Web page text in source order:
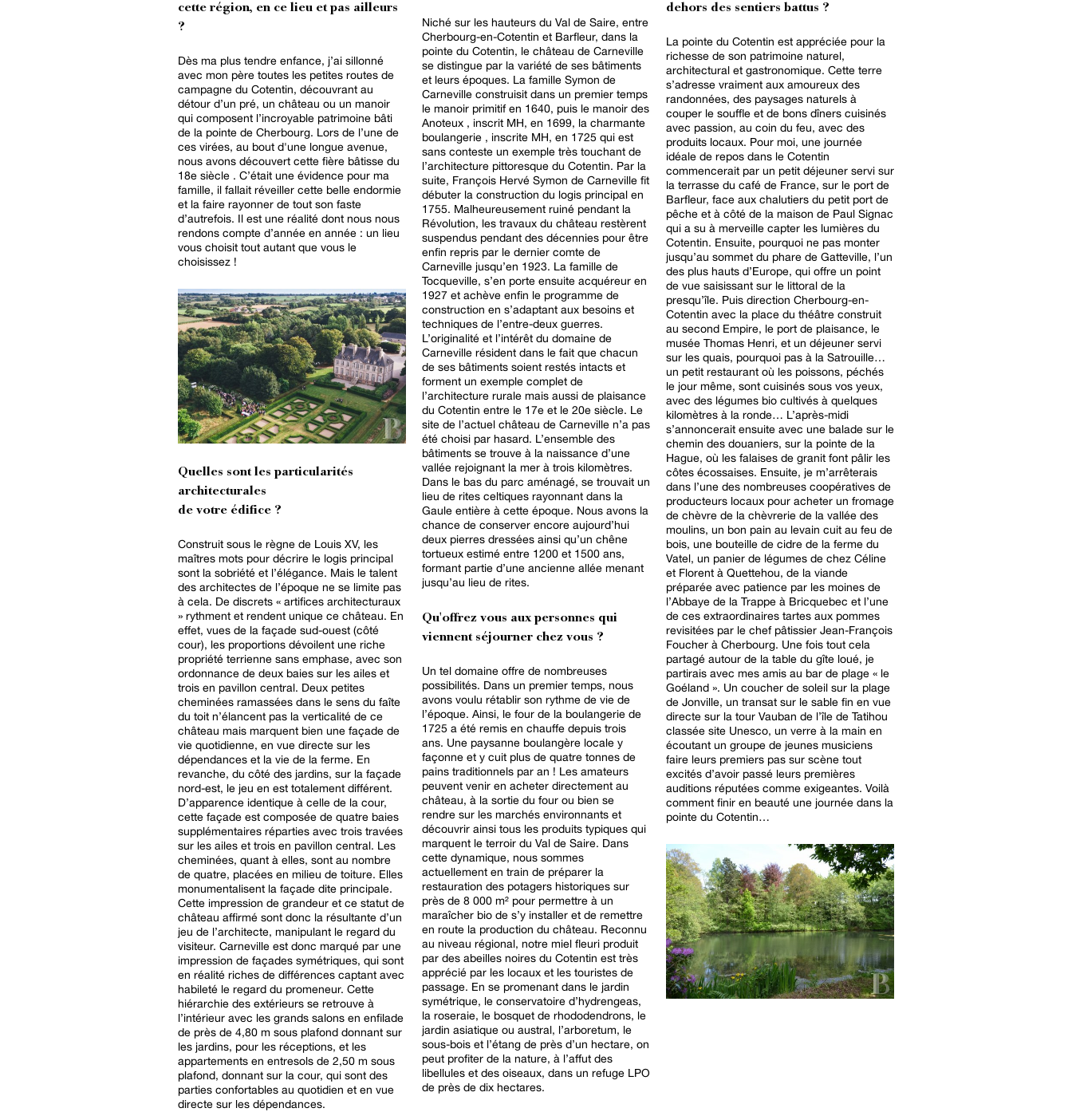
cette région, en ce lieu et pas ailleurs
?
Dès ma plus tendre enfance, j’ai sillonné
avec mon père toutes les petites routes de
campagne du Cotentin, découvrant au
détour d’un pré, un château ou un manoir
qui composent l’incroyable patrimoine bâti
de la pointe de Cherbourg. Lors de l’une de
ces virées, au bout d'une longue avenue,
nous avons découvert cette fière bâtisse du
18e siècle . C’était une évidence pour ma
famille, il fallait réveiller cette belle endormie
et la faire rayonner de tout son faste
d’autrefois. Il est une réalité dont nous nous
rendons compte d’année en année : un lieu
vous choisit tout autant que vous le
choisissez !
Quelles sont les particularités
architecturales
de votre édifice ?
Construit sous le règne de Louis XV, les
maîtres mots pour décrire le logis principal
sont la sobriété et l’élégance. Mais le talent
des architectes de l’époque ne se limite pas
à cela. De discrets « artifices architecturaux
» rythment et rendent unique ce château. En
effet, vues de la façade sud-ouest (côté
cour), les proportions dévoilent une riche
propriété terrienne sans emphase, avec son
ordonnance de deux baies sur les ailes et
trois en pavillon central. Deux petites
cheminées ramassées dans le sens du faîte
du toit n’élancent pas la verticalité de ce
château mais marquent bien une façade de
vie quotidienne, en vue directe sur les
dépendances et la vie de la ferme. En
revanche, du côté des jardins, sur la façade
nord-est, le jeu en est totalement différent.
D’apparence identique à celle de la cour,
cette façade est composée de quatre baies
supplémentaires réparties avec trois travées
sur les ailes et trois en pavillon central. Les
cheminées, quant à elles, sont au nombre
de quatre, placées en milieu de toiture. Elles
monumentalisent la façade dite principale.
Cette impression de grandeur et ce statut de
château affirmé sont donc la résultante d’un
jeu de l’architecte, manipulant le regard du
visiteur. Carneville est donc marqué par une
impression de façades symétriques, qui sont
en réalité riches de différences captant avec
habileté le regard du promeneur. Cette
hiérarchie des extérieurs se retrouve à
l’intérieur avec les grands salons en enfilade
de près de 4,80 m sous plafond donnant sur
les jardins, pour les réceptions, et les
appartements en entresols de 2,50 m sous
plafond, donnant sur la cour, qui sont des
parties confortables au quotidien et en vue
directe sur les dépendances.
Niché sur les hauteurs du Val de Saire, entre
Cherbourg-en-Cotentin et Barfleur, dans la
pointe du Cotentin, le château de Carneville
se distingue par la variété de ses bâtiments
et leurs époques. La famille Symon de
Carneville construisit dans un premier temps
le manoir primitif en 1640, puis le manoir des
Anoteux , inscrit MH, en 1699, la charmante
boulangerie , inscrite MH, en 1725 qui est
sans conteste un exemple très touchant de
l’architecture pittoresque du Cotentin. Par la
suite, François Hervé Symon de Carneville fit
débuter la construction du logis principal en
1755. Malheureusement ruiné pendant la
Révolution, les travaux du château restèrent
suspendus pendant des décennies pour être
enfin repris par le dernier comte de
Carneville jusqu’en 1923. La famille de
Tocqueville, s’en porte ensuite acquéreur en
1927 et achève enfin le programme de
construction en s’adaptant aux besoins et
techniques de l’entre-deux guerres.
L’originalité et l’intérêt du domaine de
Carneville résident dans le fait que chacun
de ses bâtiments soient restés intacts et
forment un exemple complet de
l’architecture rurale mais aussi de plaisance
du Cotentin entre le 17e et le 20e siècle. Le
site de l’actuel château de Carneville n’a pas
été choisi par hasard. L’ensemble des
bâtiments se trouve à la naissance d’une
vallée rejoignant la mer à trois kilomètres.
Dans le bas du parc aménagé, se trouvait un
lieu de rites celtiques rayonnant dans la
Gaule entière à cette époque. Nous avons la
chance de conserver encore aujourd’hui
deux pierres dressées ainsi qu’un chêne
tortueux estimé entre 1200 et 1500 ans,
formant partie d’une ancienne allée menant
jusqu’au lieu de rites.
Qu'offrez vous aux personnes qui
viennent séjourner chez vous ?
Un tel domaine offre de nombreuses
possibilités. Dans un premier temps, nous
avons voulu rétablir son rythme de vie de
l’époque. Ainsi, le four de la boulangerie de
1725 a été remis en chauffe depuis trois
ans. Une paysanne boulangère locale y
façonne et y cuit plus de quatre tonnes de
pains traditionnels par an ! Les amateurs
peuvent venir en acheter directement au
château, à la sortie du four ou bien se
rendre sur les marchés environnants et
découvrir ainsi tous les produits typiques qui
marquent le terroir du Val de Saire. Dans
cette dynamique, nous sommes
actuellement en train de préparer la
restauration des potagers historiques sur
près de 8 000 m² pour permettre à un
maraîcher bio de s’y installer et de remettre
en route la production du château. Reconnu
au niveau régional, notre miel fleuri produit
par des abeilles noires du Cotentin est très
apprécié par les locaux et les touristes de
passage. En se promenant dans le jardin
symétrique, le conservatoire d’hydrengeas,
la roseraie, le bosquet de rhododendrons, le
jardin asiatique ou austral, l’arboretum, le
sous-bois et l’étang de près d’un hectare, on
peut profiter de la nature, à l’affut des
libellules et des oiseaux, dans un refuge LPO
de près de dix hectares.
dehors des sentiers battus ?
La pointe du Cotentin est appréciée pour la
richesse de son patrimoine naturel,
architectural et gastronomique. Cette terre
s’adresse vraiment aux amoureux des
randonnées, des paysages naturels à
couper le souffle et de bons dîners cuisinés
avec passion, au coin du feu, avec des
produits locaux. Pour moi, une journée
idéale de repos dans le Cotentin
commencerait par un petit déjeuner servi sur
la terrasse du café de France, sur le port de
Barfleur, face aux chalutiers du petit port de
pêche et à côté de la maison de Paul Signac
qui a su à merveille capter les lumières du
Cotentin. Ensuite, pourquoi ne pas monter
jusqu’au sommet du phare de Gatteville, l’un
des plus hauts d’Europe, qui offre un point
de vue saisissant sur le littoral de la
presqu’île. Puis direction Cherbourg-en-
Cotentin avec la place du théâtre construit
au second Empire, le port de plaisance, le
musée Thomas Henri, et un déjeuner servi
sur les quais, pourquoi pas à la Satrouille…
un petit restaurant où les poissons, péchés
le jour même, sont cuisinés sous vos yeux,
avec des légumes bio cultivés à quelques
kilomètres à la ronde… L’après-midi
s’annoncerait ensuite avec une balade sur le
chemin des douaniers, sur la pointe de la
Hague, où les falaises de granit font pâlir les
côtes écossaises. Ensuite, je m’arrêterais
dans l’une des nombreuses coopératives de
producteurs locaux pour acheter un fromage
de chèvre de la chèvrerie de la vallée des
moulins, un bon pain au levain cuit au feu de
bois, une bouteille de cidre de la ferme du
Vatel, un panier de légumes de chez Céline
et Florent à Quettehou, de la viande
préparée avec patience par les moines de
l’Abbaye de la Trappe à Bricquebec et l’une
de ces extraordinaires tartes aux pommes
revisitées par le chef pâtissier Jean-François
Foucher à Cherbourg. Une fois tout cela
partagé autour de la table du gîte loué, je
partirais avec mes amis au bar de plage « le
Goéland ». Un coucher de soleil sur la plage
de Jonville, un transat sur le sable fin en vue
directe sur la tour Vauban de l’île de Tatihou
classée site Unesco, un verre à la main en
écoutant un groupe de jeunes musiciens
faire leurs premiers pas sur scène tout
excités d’avoir passé leurs premières
auditions réputées comme exigeantes. Voilà
comment finir en beauté une journée dans la
pointe du Cotentin…